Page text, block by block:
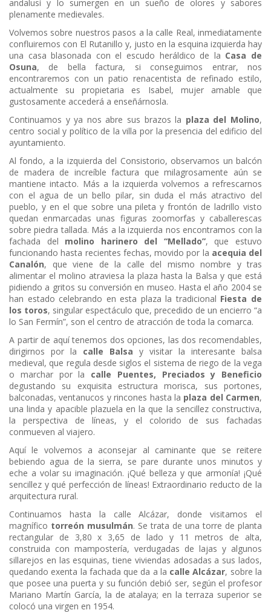
andalusí y lo sumergen en un sueño de olores y sabores
plenamente medievales.
Volvemos sobre nuestros pasos a la calle Real, inmediatamente
confluiremos con El Rutanillo y, justo en la esquina izquierda hay
una casa blasonada con el escudo heráldico de la Casa de
Osuna, de bella factura, si conseguimos entrar, nos
encontraremos con un patio renacentista de refinado estilo,
actualmente su propietaria es Isabel, mujer amable que
gustosamente accederá a enseñárnosla.
Continuamos y ya nos abre sus brazos la plaza del Molino,
centro social y político de la villa por la presencia del edificio del
ayuntamiento.
Al fondo, a la izquierda del Consistorio, observamos un balcón
de madera de increíble factura que milagrosamente aún se
mantiene intacto. Más a la izquierda volvemos a refrescarnos
con el agua de un bello pilar, sin duda el más atractivo del
pueblo, y en el que sobre una pileta y frontón de ladrillo visto
quedan enmarcadas unas figuras zoomorfas y caballerescas
sobre piedra tallada. Más a la izquierda nos encontramos con la
fachada del molino harinero del “Mellado”, que estuvo
funcionando hasta recientes fechas, movido por la acequia del
Canalón, que viene de la calle del mismo nombre y tras
alimentar el molino atraviesa la plaza hasta la Balsa y que está
pidiendo a gritos su conversión en museo. Hasta el año 2004 se
han estado celebrando en esta plaza la tradicional Fiesta de
los toros, singular espectáculo que, precedido de un encierro “a
lo San Fermín”, son el centro de atracción de toda la comarca.
A partir de aquí tenemos dos opciones, las dos recomendables,
dirigirnos por la calle Balsa y visitar la interesante balsa
medieval, que regula desde siglos el sistema de riego de la vega
o marchar por la calle Puentes, Preciados y Beneficio
degustando su exquisita estructura morisca, sus portones,
balconadas, ventanucos y rincones hasta la plaza del Carmen,
una linda y apacible plazuela en la que la sencillez constructiva,
la perspectiva de líneas, y el colorido de sus fachadas
conmueven al viajero.
Aquí le volvemos a aconsejar al caminante que se reitere
bebiendo agua de la sierra, se pare durante unos minutos y
eche a volar su imaginación. ¡Qué belleza y que armonía! ¡Qué
sencillez y qué perfección de líneas! Extraordinario reducto de la
arquitectura rural.
Continua­mos hasta la calle Alcázar, donde visitamos el
magnífico torreón musulmán. Se trata de una torre de planta
rectangular de 3,80 x 3,65 de lado y 11 metros de alta,
construida con mampostería, verdugadas de lajas y algunos
sillarejos en las esquinas, tiene viviendas adosadas a sus lados,
quedando exenta la fachada que da a la calle Alcázar, sobre la
que posee una puerta y su función debió ser, según el profesor
Mariano Martín García, la de atalaya; en la terraza superior se
colocó una virgen en 1954.